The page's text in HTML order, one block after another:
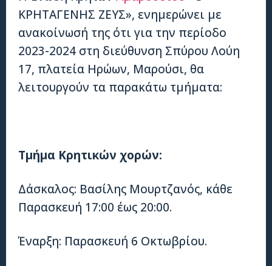
ΚΡΗΤΑΓΕΝΗΣ ΖΕΥΣ», ενημερώνει με
ανακοίνωσή της ότι για την περίοδο
2023-2024 στη διεύθυνση Σπύρου Λούη
17, πλατεία Ηρώων, Μαρούσι, θα
λειτουργούν τα παρακάτω τμήματα:
Τμήμα Κρητικών χορών:
Δάσκαλος: Βασίλης Μουρτζανός, κάθε
Παρασκευή 17:00 έως 20:00.
Έναρξη: Παρασκευή 6 Οκτωβρίου.